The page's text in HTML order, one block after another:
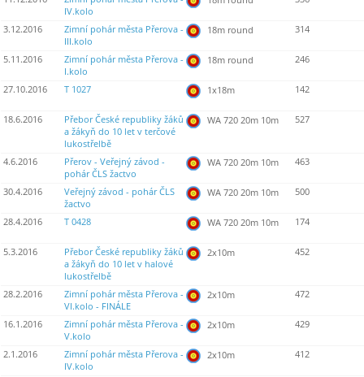
IV.kolo
3.12.2016
Zimní pohár města Přerova -
III.kolo
18m round 314
5.11.2016
Zimní pohár města Přerova -
I.kolo
18m round 246
27.10.2016 T 1027 1x18m 142
18.6.2016
Přebor České republiky žáků
a žákyň do 10 let v terčové
lukostřelbě
WA 720 20m 10m 527
4.6.2016
Přerov - Veřejný závod -
pohár ČLS žactvo
WA 720 20m 10m 463
30.4.2016
Veřejný závod - pohár ČLS
žactvo
WA 720 20m 10m 500
28.4.2016 T 0428 WA 720 20m 10m 174
5.3.2016
Přebor České republiky žáků
a žákyň do 10 let v halové
lukostřelbě
2x10m 452
28.2.2016
Zimní pohár města Přerova -
VI.kolo - FINÁLE
2x10m 472
16.1.2016
Zimní pohár města Přerova -
V.kolo
2x10m 429
2.1.2016
Zimní pohár města Přerova -
IV.kolo
2x10m 412